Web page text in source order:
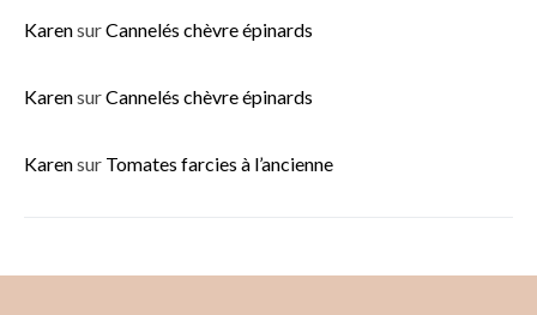
KarensurCannelés chèvre épinards
KarensurCannelés chèvre épinards
Karensur Tomates farcies à l’ancienne